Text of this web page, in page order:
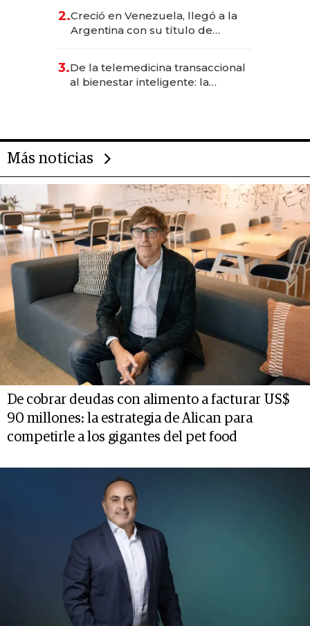
2.Creció en Venezuela, llegó a la
Argentina con su título de
las marcas "fast premium"
3.De la telemedicina transaccional
al bienestar inteligente: la
Más noticias
De cobrar deudas con alimento a facturar US$
90 millones: la estrategia de Alican para
competirle a los gigantes del pet food